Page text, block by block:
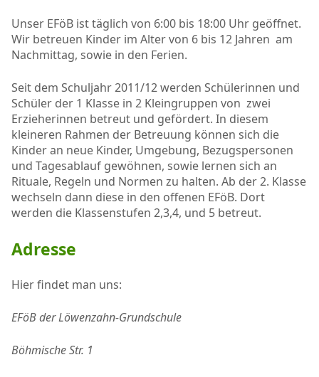
Unser EFöB ist täglich von 6:00 bis 18:00 Uhr geöffnet.
Wir betreuen Kinder im Alter von 6 bis 12 Jahren am
Nachmittag, sowie in den Ferien.
Seit dem Schuljahr 2011/12 werden Schülerinnen und
Schüler der 1 Klasse in 2 Kleingruppen von zwei
Erzieherinnen betreut und gefördert. In diesem
kleineren Rahmen der Betreuung können sich die
Kinder an neue Kinder, Umgebung, Bezugspersonen
und Tagesablauf gewöhnen, sowie lernen sich an
Rituale, Regeln und Normen zu halten. Ab der 2. Klasse
wechseln dann diese in den offenen EFöB. Dort
werden die Klassenstufen 2,3,4, und 5 betreut.
Adresse
Hier findet man uns:
EFöB der Löwenzahn-Grundschule
Böhmische Str. 1